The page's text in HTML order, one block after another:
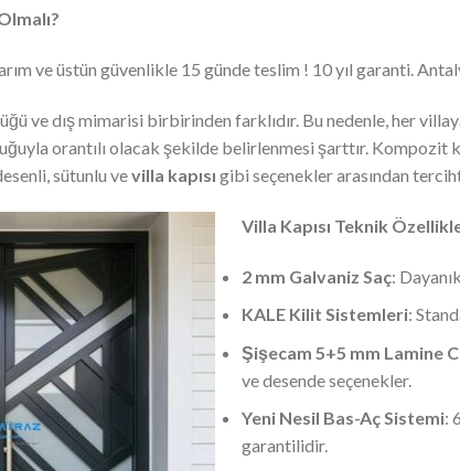
ve üstün güvenlikle 15 günde teslim ! 10 yıl garanti.
ve dış mimarisi birbirinden farklıdır. Bu nedenle, her
orantılı olacak şekilde belirlenmesi şarttır.
sütunlu vevilla kapısı gibi seçenekler arasından
Villa Kapısı Teknik
2 mm Galvaniz Saç:
KALE Kilit Sistemleri:
Şişecam 5+5 mm Lamine
ve desende seçenekler.
Yeni Nesil Bas-Aç Sistemi:
garantilidir.